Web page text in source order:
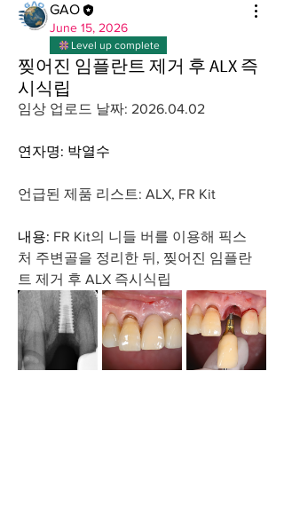
GAO
June 15, 2026
Level up complete
찢어진 임플란트 제거 후 ALX 즉
시식립
임상 업로드 날짜: 2026.04.02
연자명: 박열수
언급된 제품 리스트: ALX, FR Kit
내용: FR Kit의 니들 버를 이용해 픽스
처 주변골을 정리한 뒤, 찢어진 임플란
트 제거 후 ALX 즉시식립